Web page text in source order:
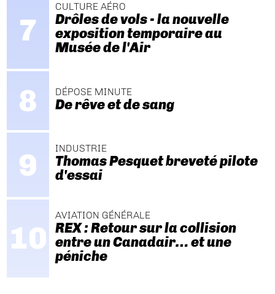
CULTURE AÉRO
Drôles de vols - la nouvelle
exposition temporaire au
Musée de l'Air
DÉPOSE MINUTE
De rêve et de sang
INDUSTRIE
Thomas Pesquet breveté pilote
d'essai
AVIATION GÉNÉRALE
REX : Retour sur la collision
entre un Canadair… et une
péniche